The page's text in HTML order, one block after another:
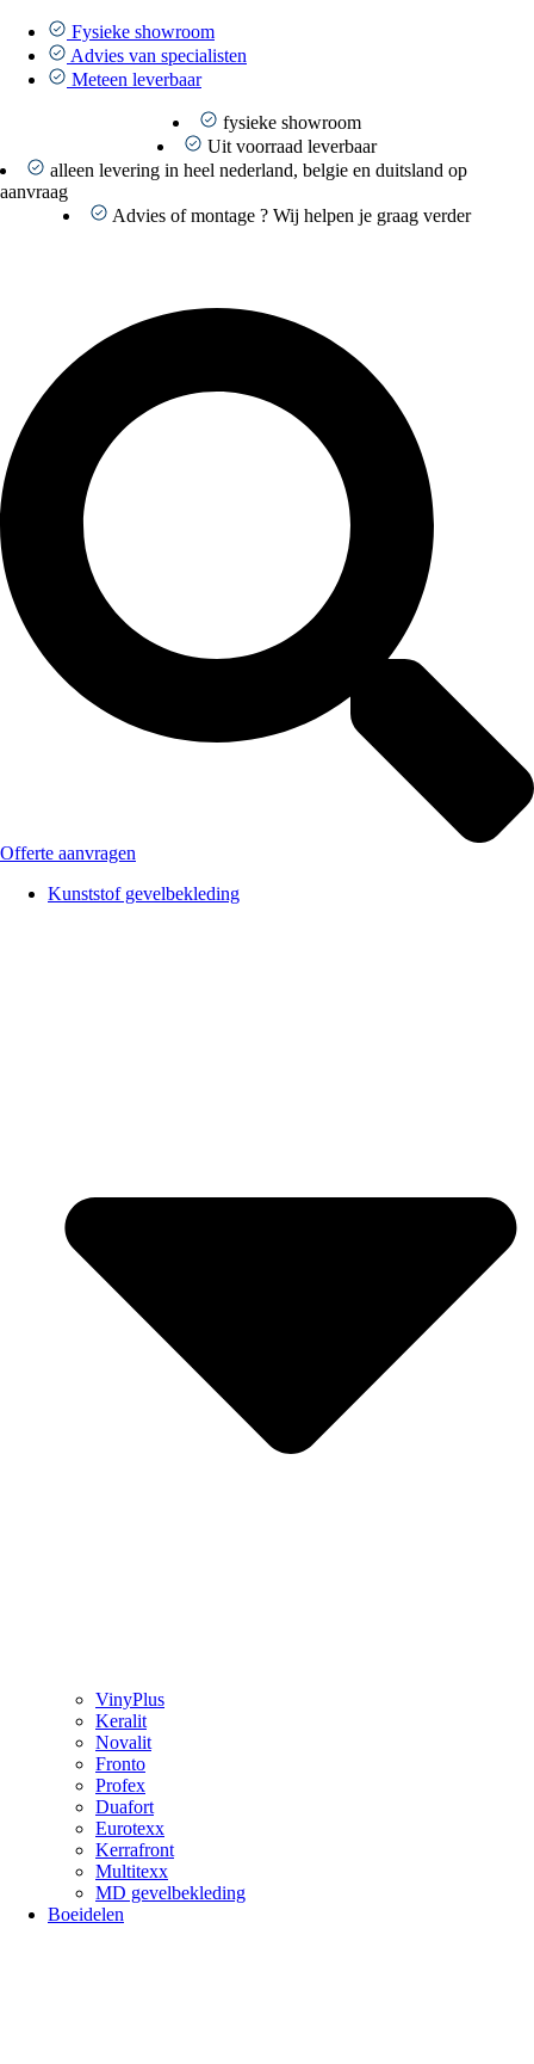
naar
inhoud
Fysieke showroom
Advies van specialisten
Meteen leverbaar
fysieke showroom
Uit voorraad leverbaar
alleen levering in heel nederland, belgie en duitsland op
aanvraag
Advies of montage ? Wij helpen je graag verder
Offerte aanvragen
Kunststof gevelbekleding
VinyPlus
Keralit
Novalit
Fronto
Profex
Duafort
Eurotexx
Kerrafront
Multitexx
MD gevelbekleding
Boeidelen